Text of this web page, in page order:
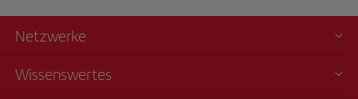
Netzwerke
Wissenswertes